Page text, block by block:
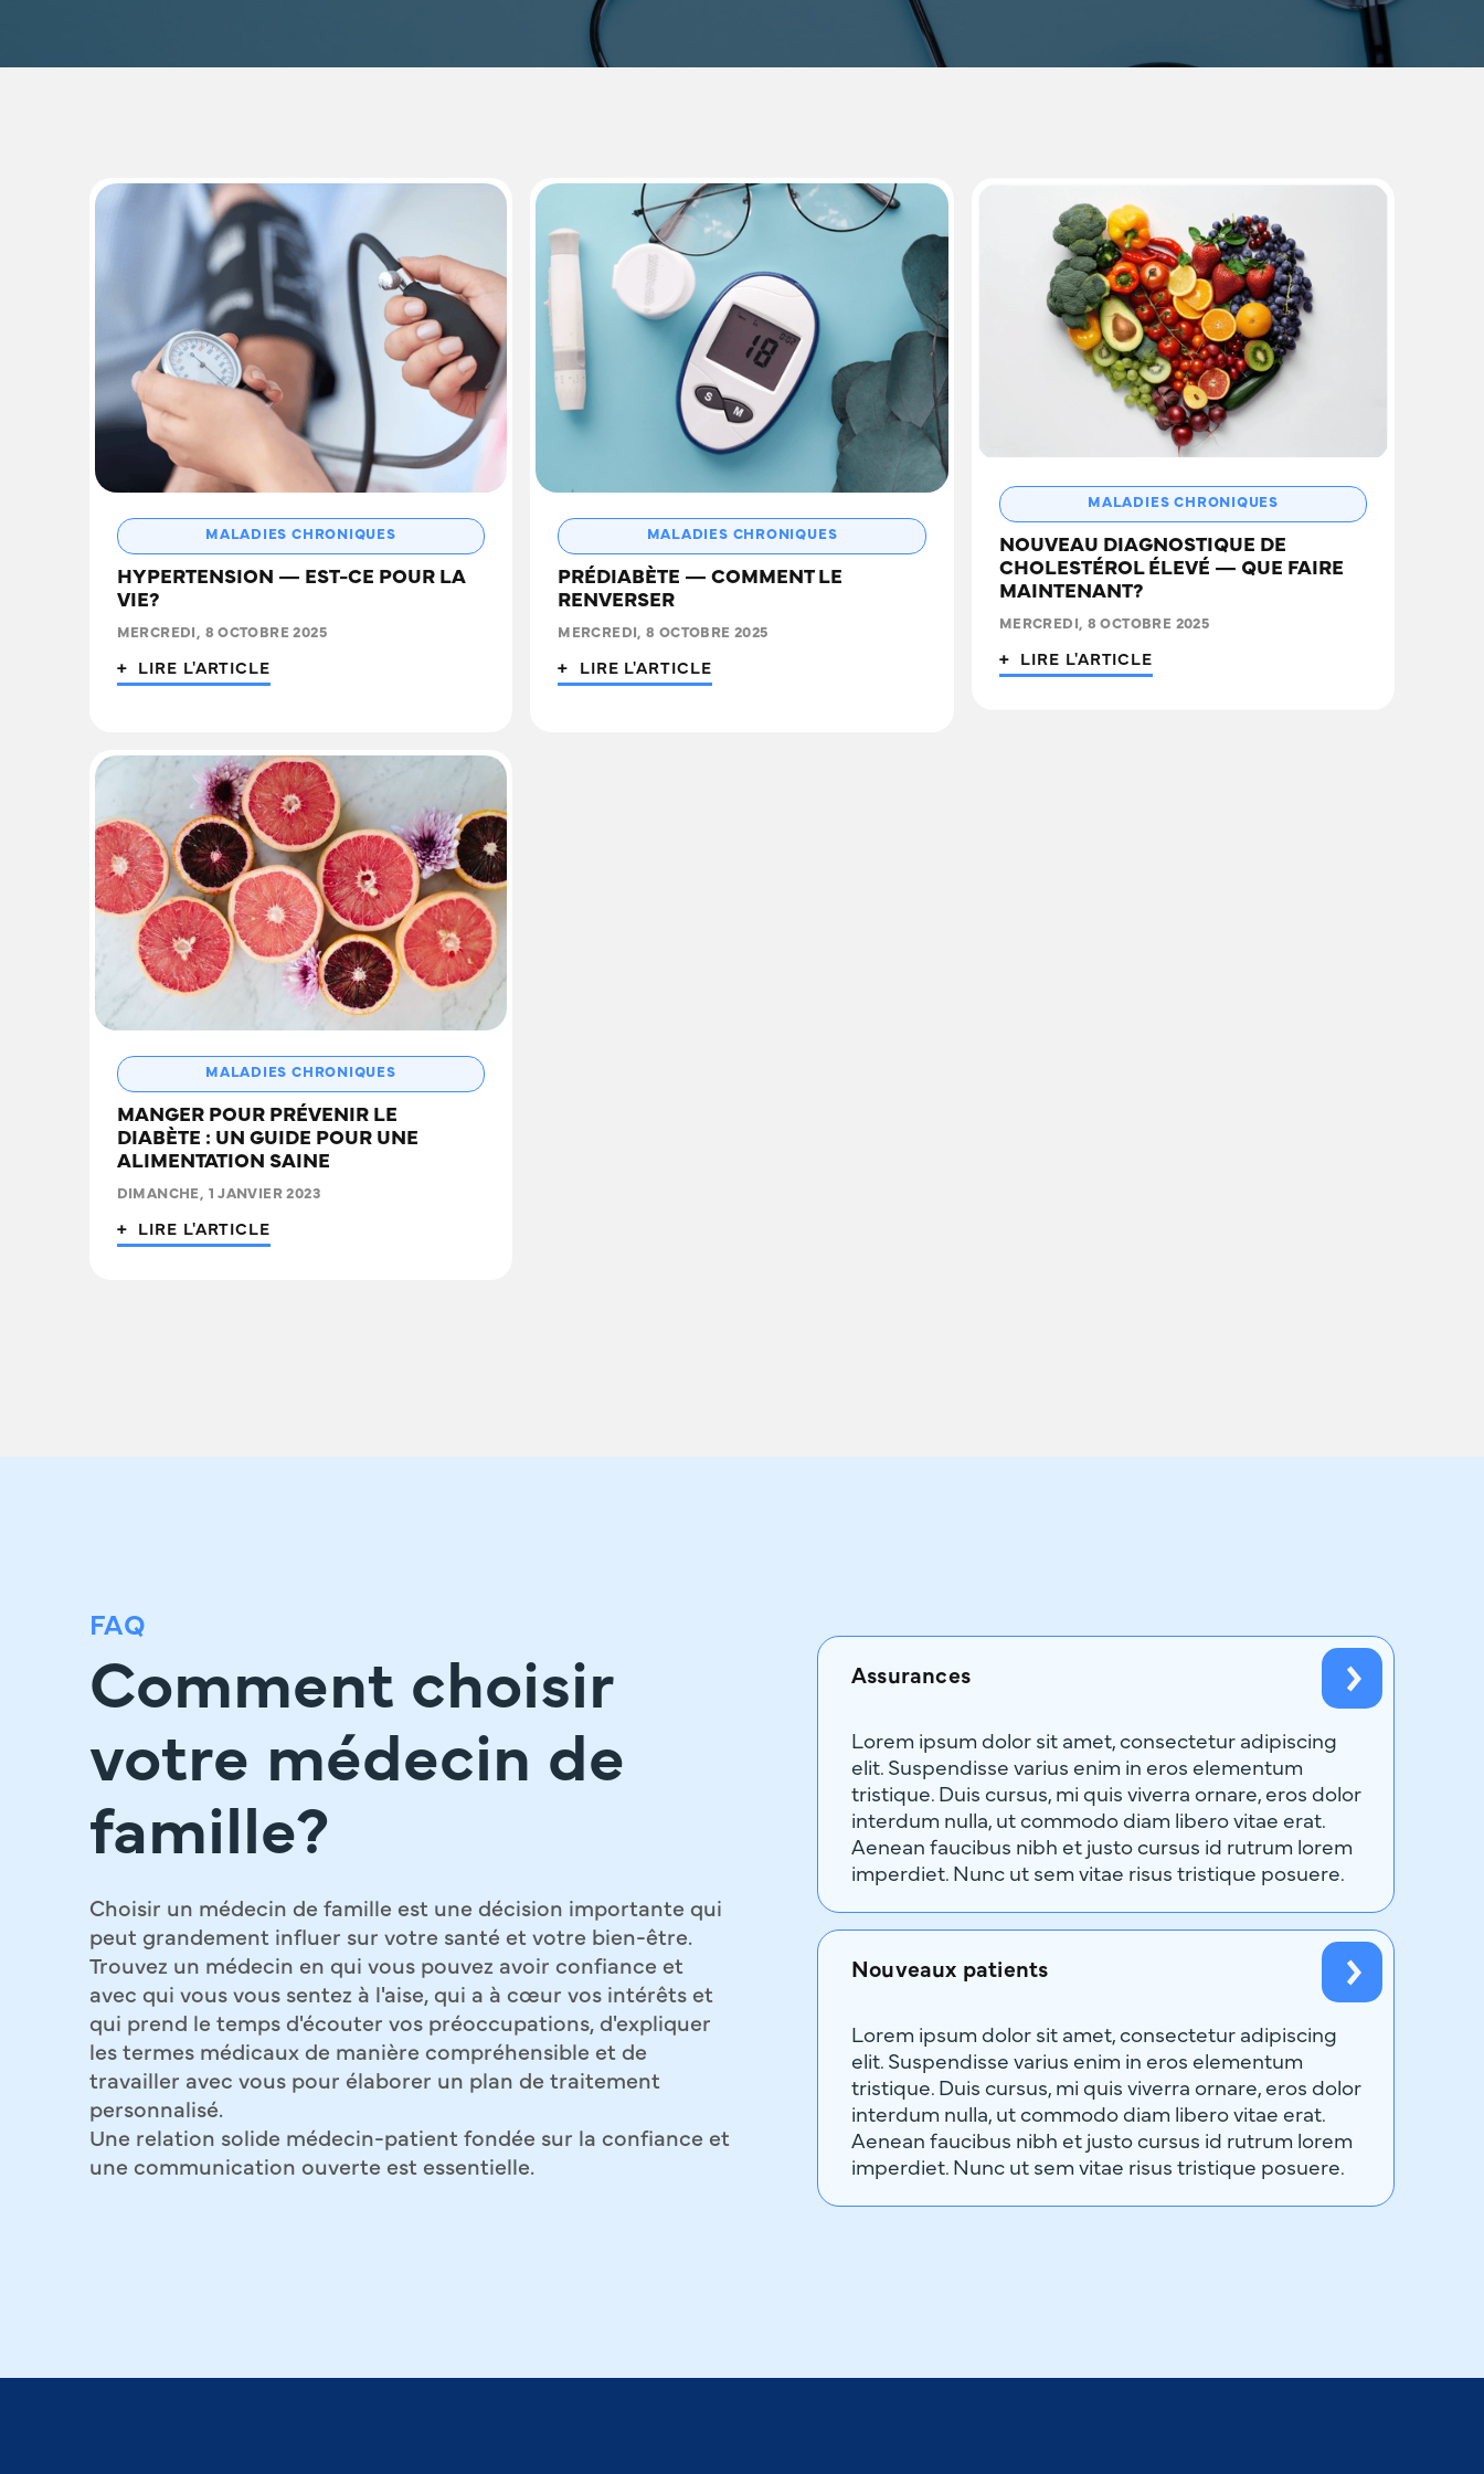
MALADIES CHRONIQUES
HYPERTENSION — EST-CE POUR LA
VIE?
MERCREDI, 8 OCTOBRE 2025
+ LIRE L'ARTICLE
MALADIES CHRONIQUES
PRÉDIABÈTE — COMMENT LE
RENVERSER
MERCREDI, 8 OCTOBRE 2025
+ LIRE L'ARTICLE
MALADIES CHRONIQUES
NOUVEAU DIAGNOSTIQUE DE
CHOLESTÉROL ÉLEVÉ — QUE FAIRE
MAINTENANT?
MERCREDI, 8 OCTOBRE 2025
+ LIRE L'ARTICLE
MALADIES CHRONIQUES
MANGER POUR PRÉVENIR LE
DIABÈTE : UN GUIDE POUR UNE
ALIMENTATION SAINE
DIMANCHE, 1 JANVIER 2023
+ LIRE L'ARTICLE
FAQ
Comment choisir
votre médecin de
famille?
Choisir un médecin de famille est une décision importante qui
peut grandement influer sur votre santé et votre bien-être.
Trouvez un médecin en qui vous pouvez avoir confiance et
avec qui vous vous sentez à l'aise, qui a à cœur vos intérêts et
qui prend le temps d'écouter vos préoccupations, d'expliquer
les termes médicaux de manière compréhensible et de
travailler avec vous pour élaborer un plan de traitement
personnalisé.
Une relation solide médecin-patient fondée sur la confiance et
une communication ouverte est essentielle.
Assurances
Lorem ipsum dolor sit amet, consectetur adipiscing
elit. Suspendisse varius enim in eros elementum
tristique. Duis cursus, mi quis viverra ornare, eros dolor
interdum nulla, ut commodo diam libero vitae erat.
Aenean faucibus nibh et justo cursus id rutrum lorem
imperdiet. Nunc ut sem vitae risus tristique posuere.
Nouveaux patients
Lorem ipsum dolor sit amet, consectetur adipiscing
elit. Suspendisse varius enim in eros elementum
tristique. Duis cursus, mi quis viverra ornare, eros dolor
interdum nulla, ut commodo diam libero vitae erat.
Aenean faucibus nibh et justo cursus id rutrum lorem
imperdiet. Nunc ut sem vitae risus tristique posuere.